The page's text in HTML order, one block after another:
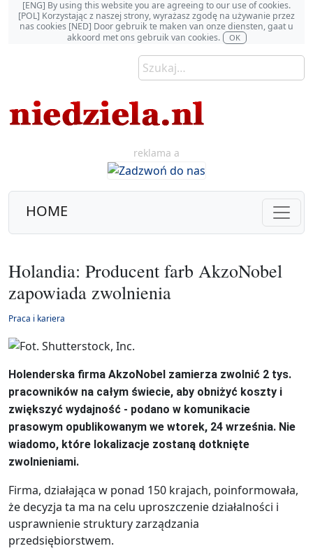
[ENG] By using this website you are agreeing to our use of cookies.
[POL] Korzystając z naszej strony, wyrażasz zgodę na używanie przez
nas cookies [NED] Door gebruik te maken van onze diensten, gaat u
akkoord met ons gebruik van cookies.
OK
reklama a
HOME
Holandia: Producent farb AkzoNobel
zapowiada zwolnienia
Praca i kariera
Holenderska firma AkzoNobel zamierza zwolnić 2 tys.
pracowników na całym świecie, aby obniżyć koszty i
zwiększyć wydajność - podano w komunikacie
prasowym opublikowanym we wtorek, 24 września. Nie
wiadomo, które lokalizacje zostaną dotknięte
zwolnieniami.
Firma, działająca w ponad 150 krajach, poinformowała,
że decyzja ta ma na celu uproszczenie działalności i
usprawnienie struktury zarządzania
przedsiębiorstwem.